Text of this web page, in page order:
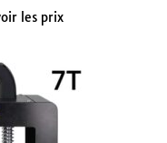
les prix